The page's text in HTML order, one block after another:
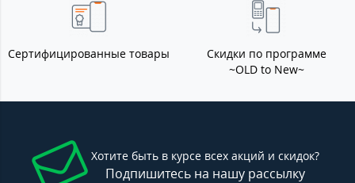
Сертифицированные товары
Скидки по программе
~OLD to New~
Хотите быть в курсе всех акций и скидок?
Подпишитесь на нашу рассылку